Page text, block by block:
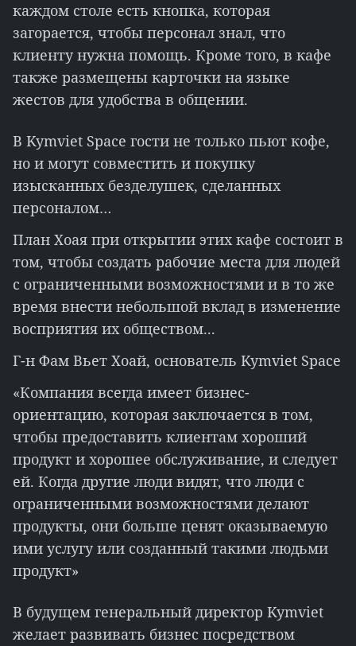
каждом столе есть кнопка, которая
загорается, чтобы персонал знал, что
клиенту нужна помощь. Кроме того, в кафе
также размещены карточки на языке
жестов для удобства в общении.
В Kymviet Space гости не только пьют кофе,
но и могут совместить и покупку
изысканных безделушек, сделанных
персоналом…
План Хоая при открытии этих кафе состоит в
том, чтобы создать рабочие места для людей
с ограниченными возможностями и в то же
время внести небольшой вклад в изменение
восприятия их обществом...
Г-н Фам Вьет Хоай, основатель Kymviet Space
«Компания всегда имеет бизнес-
ориентацию, которая заключается в том,
чтобы предоставить клиентам хороший
продукт и хорошее обслуживание, и следует
ей. Когда другие люди видят, что люди с
ограниченными возможностями делают
продукты, они больше ценят оказываемую
ими услугу или созданный такими людьми
продукт»
В будущем генеральный директор Kymviet
желает развивать бизнес посредством